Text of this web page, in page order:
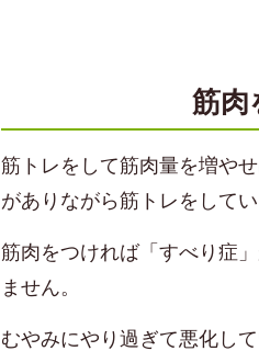
筋肉
筋トレをして筋肉量を増や
がありながら筋トレをして
筋肉をつければ「すべり症
ません。
むやみにやり過ぎて悪化し